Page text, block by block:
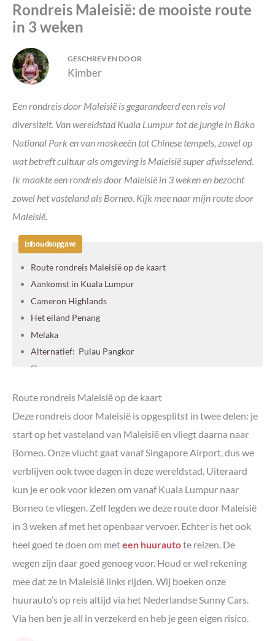
Rondreis Maleisië: de mooiste route
in 3 weken
Een rondreis door Maleisië is gegarandeerd een reis vol
diversiteit. Van wereldstad Kuala Lumpur tot de jungle in Bako
National Park en van moskeeën tot Chinese tempels, zowel op
wat betreft cultuur als omgeving is Maleisië super afwisselend.
Ik maakte een rondreis door Maleisië in 3 weken en bezocht
zowel het vasteland als Borneo. Kijk mee naar mijn route door
Maleisië.
Inhoudsopgave
Route rondreis Maleisië op de kaart
Aankomst in Kuala Lumpur
Cameron Highlands
Het eiland Penang
Melaka
Alternatief: Pulau Pangkor
Singapore
Kota Kinabalu
Kuala Lumpur of Singapore
Je rondreis door Maleisië plannen
Georganiseerde rondreizen door Maleisië
Route rondreis Maleisië op de kaart
Deze rondreis door Maleisië is opgesplitst in twee delen: je
start op het vasteland van Maleisië en vliegt daarna naar
Borneo. Onze vlucht gaat vanaf Singapore Airport, dus we
verblijven ook twee dagen in deze wereldstad. Uiteraard
kun je er ook voor kiezen om vanaf Kuala Lumpur naar
Borneo te vliegen. Zelf legden we deze route door Maleisië
in 3 weken af met het openbaar vervoer. Echter is het ook
heel goed te doen om meteen huurautote reizen. De
wegen zijn daar goed genoeg voor. Houd er wel rekening
mee dat ze in Maleisië links rijden. Wij boeken onze
huurauto’s op reis altijd via het Nederlandse Sunny Cars.
Via hen ben je all in verzekerd en heb je geen eigen risico.
GESCHREVEN DOOR
Kimber